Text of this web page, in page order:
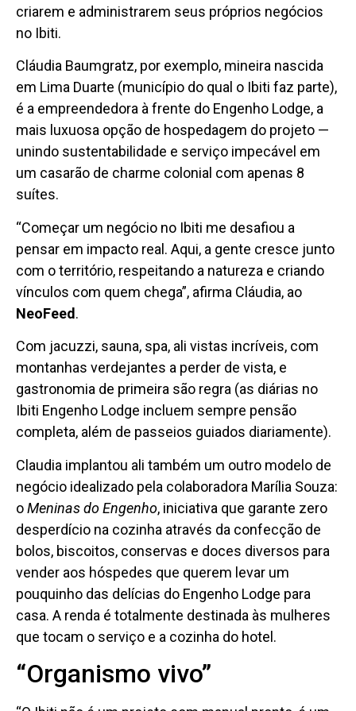
criarem e administrarem seus próprios negócios
no Ibiti.
Cláudia Baumgratz, por exemplo, mineira nascida
em Lima Duarte (município do qual o Ibiti faz parte),
é a empreendedora à frente do Engenho Lodge, a
mais luxuosa opção de hospedagem do projeto —
unindo sustentabilidade e serviço impecável em
um casarão de charme colonial com apenas 8
suítes.
“Começar um negócio no Ibiti me desafiou a
pensar em impacto real. Aqui, a gente cresce junto
com o território, respeitando a natureza e criando
vínculos com quem chega”, afirma Cláudia, ao
NeoFeed.
Com jacuzzi, sauna, spa, ali vistas incríveis, com
montanhas verdejantes a perder de vista, e
gastronomia de primeira são regra (as diárias no
Ibiti Engenho Lodge incluem sempre pensão
completa, além de passeios guiados diariamente).
Claudia implantou ali também um outro modelo de
negócio idealizado pela colaboradora Marília Souza:
oMeninas do Engenho, iniciativa que garante zero
desperdício na cozinha através da confecção de
bolos, biscoitos, conservas e doces diversos para
vender aos hóspedes que querem levar um
pouquinho das delícias do Engenho Lodge para
casa. A renda é totalmente destinada às mulheres
que tocam o serviço e a cozinha do hotel.
“Organismo vivo”